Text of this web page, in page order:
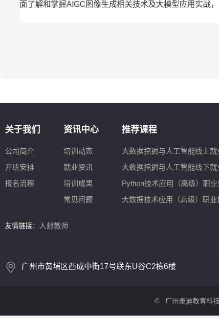
面了解和掌握AIGC图像生成相关技术及大模型应用实战
关于我们
公司简介
开班安排
报名流程
资讯中心
培训动态
就业资讯
培训成果
常见问题
推荐课程
大数据挖掘与人工智能线上就
大数据挖掘与人工智能线下就
Python技术应用（高级）职
大数据技术应用（高级）职
友情链接： 人邮教师
广州市黄埔区西成中街17号联东U谷C2栋6楼
© 广州泰迪教育科